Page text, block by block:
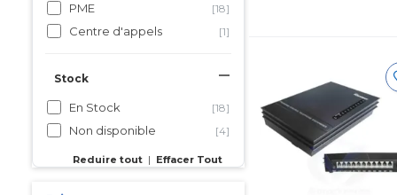
PME [18]
Centre d'appels [1]
Stock
En Stock [18]
Non disponible [4]
Reduire tout | Effacer Tout